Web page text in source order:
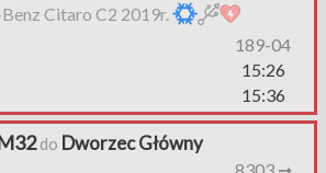
Citaro C2 2019r.
189-04
15:26
15:36
do Dworzec Główny